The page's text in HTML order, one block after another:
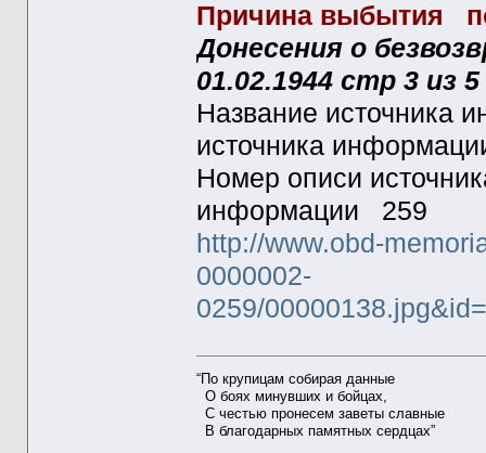
Причина выбытия
Донесения о
01.02.1944 стр 3 из 5
Название
источника
Номер описи
информации 259
http://www.obd-
0000002-
0259/
“По крупицам собирая данные
О боях минувших и бойцах,
С честью пронесем заветы славные
В благодарных памятных сердцах”